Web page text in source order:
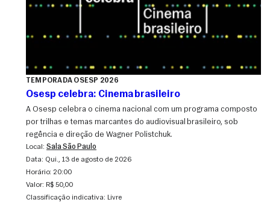
TEMPORADA OSESP 2026
Osesp celebra: Cinema brasileiro
A Osesp celebra o cinema nacional com um programa composto
por trilhas e temas marcantes do audiovisual brasileiro, sob
regência e direção de Wagner Polistchuk.
Local: Sala São Paulo
Data:
qui., 13 de agosto de 2026
Horário: 20:00
Valor: R$ 50,00
Classificação indicativa: Livre